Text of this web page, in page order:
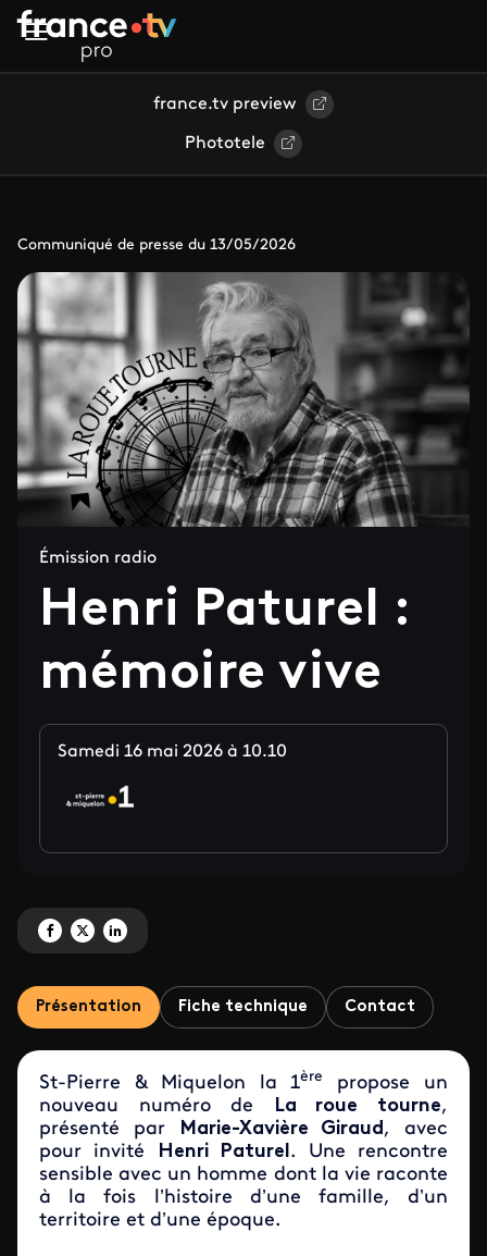
Aller au contenu principal
france.tv preview
Phototele
Communiqué de presse du 13/05/2026
Émission radio
Henri Paturel :
mémoire vive
Samedi 16 mai 2026 à 10.10
Partagez 'Henri Paturel : mémoire vive' sur Facebook
Partagez 'Henri Paturel : mémoire vive' sur X
Partagez 'Henri Paturel : mémoire vive' sur LinkedIn
Présentation Fiche technique Contact
St-Pierre & Miquelon la 1ère
propose un
nouveau numéro de
La roue tourne,
présenté par
Marie-Xavière Giraud, avec
pour invité
Henri Paturel. Une rencontre
sensible avec un homme dont la vie raconte
à la fois l’histoire d’une famille, d’un
territoire et d’une époque.